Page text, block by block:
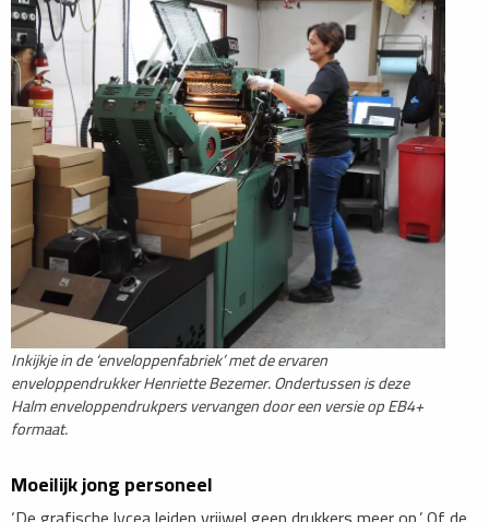
Inkijkje in de ‘enveloppenfabriek’ met de ervaren
enveloppendrukker Henriette Bezemer. Ondertussen is deze
Halm enveloppendrukpers vervangen door een versie op EB4+
formaat.
Moeilijk jong personeel